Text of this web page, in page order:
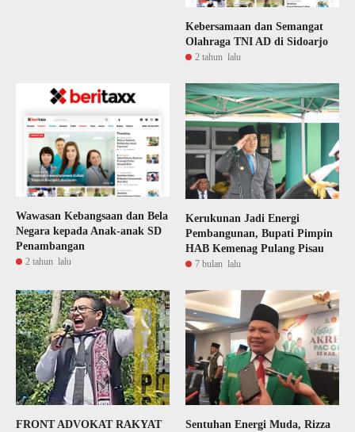
Kebersamaan dan Semangat
Olahraga TNI AD di Sidoarjo
2 tahun lalu
Wawasan Kebangsaan dan Bela
Negara kepada Anak-anak SD
Penambangan
2 tahun lalu
Kerukunan Jadi Energi
Pembangunan, Bupati Pimpin
HAB Kemenag Pulang Pisau
7 bulan lalu
FRONT ADVOKAT RAKYAT
Sentuhan Energi Muda, Rizza